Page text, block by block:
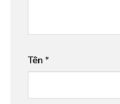
Tên*